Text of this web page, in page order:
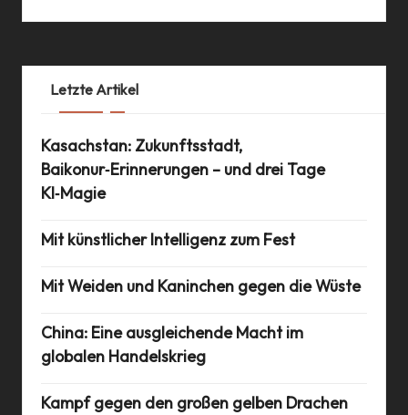
Letzte Artikel
Kasachstan: Zukunftsstadt,
Baikonur‑Erinnerungen – und drei Tage
KI‑Magie
Mit künstlicher Intelligenz zum Fest
Mit Weiden und Kaninchen gegen die Wüste
China: Eine ausgleichende Macht im
globalen Handelskrieg
Kampf gegen den großen gelben Drachen